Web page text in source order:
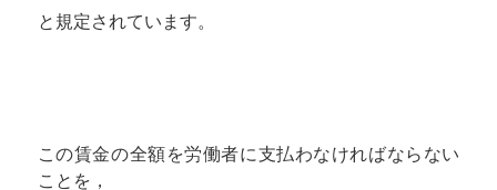
と規定されています。
この賃金の全額を労働者に支払わなければならない
ことを，